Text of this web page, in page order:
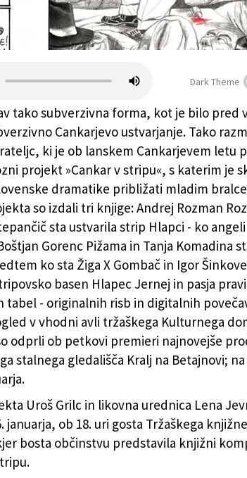
Hlapci – ko angeli omagajo
Dark Theme
tako subverzivna forma, kot je bilo pred
Cankarjevo ustvarjanje. Tako
ki je ob lanskem Cankarjevem letu
projekt »Cankar v stripu«, s katerim je
dramatike približati mladim
so izdali tri knjige: Andrej Rozman
sta ustvarila strip Hlapci - ko angeli
Gorenc Pižama in Tanja Komadina
ko sta Žiga X Gombač in Igor
basen Hlapec Jernej in pasja
tabel - originalnih risb in digitalnih
v vhodni avli tržaškega Kulturnega
odprli ob petkovi premieri najnovejše
stalnega gledališča Kralj na Betajnovi;
Uroš Grilc in likovna urednica Lena
januarja, ob 18. uri gosta Tržaškega
bosta občinstvu predstavila knjižni